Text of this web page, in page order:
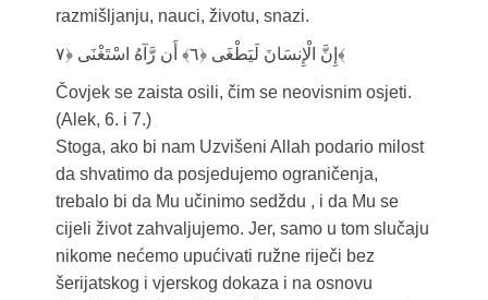
razmišljanju, nauci, životu, snazi.
إِنَّ الْإِنسَانَ لَيَطْغَى ﴿٦﴾ أَن رَّآهُ اسْتَغْنَى ﴿۷﴾
Čovjek se zaista osili, čim se neovisnim osjeti.
(Alek, 6. i 7.)
Stoga, ako bi nam Uzvišeni Allah podario milost
da shvatimo da posjedujemo ograničenja,
trebalo bi da Mu učinimo sedždu , i da Mu se
cijeli život zahvaljujemo. Jer, samo u tom slučaju
nikome nećemo upućivati ružne riječi bez
šerijatskog i vjerskog dokaza i na osnovu